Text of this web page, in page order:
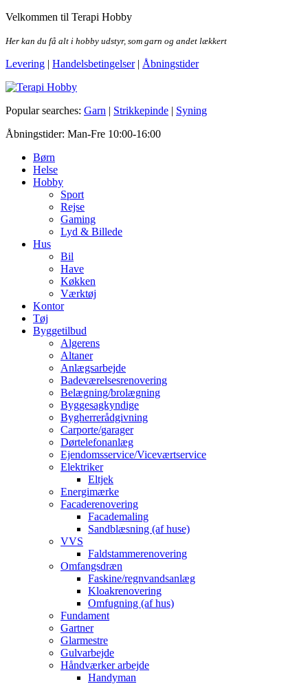
Skip
the
Velkommen til Terapi Hobby
Her kan du få alt i hobby udstyr, som garn og andet lækkert
Levering | Handelsbetingelser| Åbningstider
Terapi Hobby
Popular searches: Garn | Strikkepinde | Syning
Åbningstider: Man-Fre 10:00-16:00
Børn
Helse
Hobby
Sport
Rejse
Gaming
Lyd & Billede
Hus
Bil
Have
Køkken
Værktøj
Kontor
Tøj
Byggetilbud
Algerens
Altaner
Anlægsarbejde
Badeværelsesrenovering
Belægning/brolægning
Byggesagkyndige
Bygherrerådgivning
Carporte/garager
Dørtelefonanlæg
Ejendomsservice/Viceværtservice
Elektriker
Eltjek
Energimærke
Facaderenovering
Facademaling
Sandblæsning (af huse)
VVS
Faldstammerenovering
Omfangsdræn
Faskine/regnvandsanlæg
Kloakrenovering
Omfugning (af hus)
Fundament
Gartner
Glarmestre
Gulvarbejde
Håndværker arbejde
Handyman